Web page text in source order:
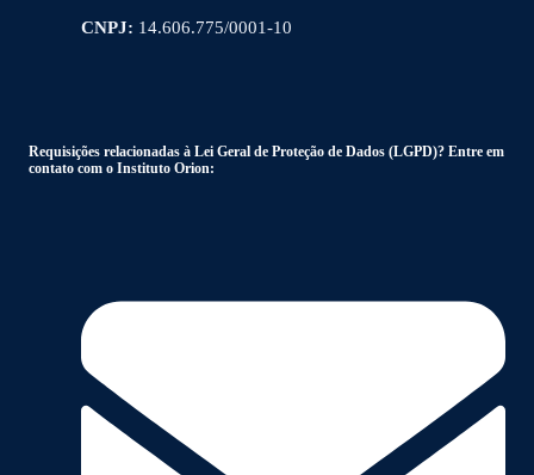
CNPJ: 14.606.775/0001-10
Requisições relacionadas à Lei Geral de Proteção de Dados (LGPD)? Entre em
contato com o Instituto Orion: